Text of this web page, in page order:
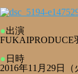
●出演
FUKAIPRODUCE
● 日時
2016年11月29日（